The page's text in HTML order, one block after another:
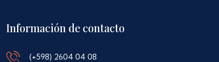
Información de contacto
(+598) 2604 04 08